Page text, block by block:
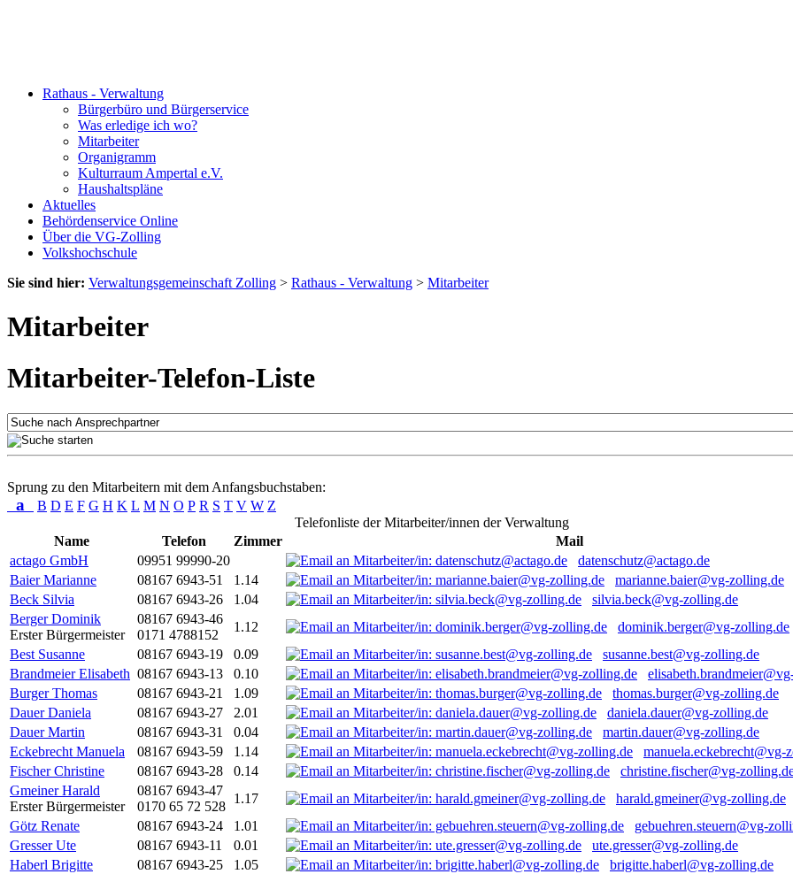
Rathaus - Verwaltung
Bürgerbüro und Bürgerservice
Was erledige ich wo?
Mitarbeiter
Organigramm
Kulturraum Ampertal e.V.
Haushaltspläne
Aktuelles
Behördenservice Online
Über die VG-Zolling
Volkshochschule
Sie sind hier: Verwaltungsgemeinschaft Zolling > Rathaus - Verwaltung > Mitarbeiter
Mitarbeiter
Mitarbeiter-Telefon-Liste
Sprung zu den Mitarbeitern mit dem Anfangsbuchstaben:
a B D E F G H K L M N O P R S T V W Z
Telefonliste der Mitarbeiter/innen der Verwaltung
Name
Telefon Zimmer
Mail
actago GmbH
09951 99990-20
datenschutz@actago.de
Baier Marianne
08167 6943-51 1.14
marianne.baier@vg-zolling.de
Beck Silvia
08167 6943-26 1.04
silvia.beck@vg-zolling.de
Berger Dominik
Erster Bürgermeister
08167 6943-46
0171 4788152
1.12
dominik.berger@vg-zolling.de
Best Susanne
08167 6943-19 0.09
susanne.best@vg-zolling.de
Brandmeier Elisabeth 08167 6943-13 0.10
Burger Thomas
08167 6943-21 1.09
thomas.burger@vg-zolling.de
Dauer Daniela
08167 6943-27 2.01
daniela.dauer@vg-zolling.de
Dauer Martin
08167 6943-31 0.04
martin.dauer@vg-zolling.de
Eckebrecht Manuela
08167 6943-59 1.14
manuela.eckebrecht@vg-
Fischer Christine
08167 6943-28 0.14
christine.fischer@vg-
Gmeiner Harald
Erster Bürgermeister
08167 6943-47
0170 65 72 528
1.17
harald.gmeiner@vg-zolling.de
Götz Renate
08167 6943-24 1.01
gebuehren.steuern@vg-
Gresser Ute
08167 6943-11 0.01
ute.gresser@vg-zolling.de
Haberl Brigitte
08167 6943-25 1.05
brigitte.haberl@vg-zolling.de